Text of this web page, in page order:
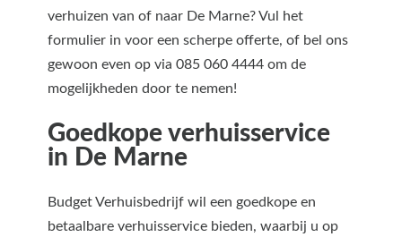
verhuizen van of naar De Marne? Vul het
formulier in voor een scherpe offerte, of bel ons
gewoon even op via 085 060 4444 om de
mogelijkheden door te nemen!
Goedkope verhuisservice
in De Marne
Budget Verhuisbedrijf wil een goedkope en
betaalbare verhuisservice bieden, waarbij u op